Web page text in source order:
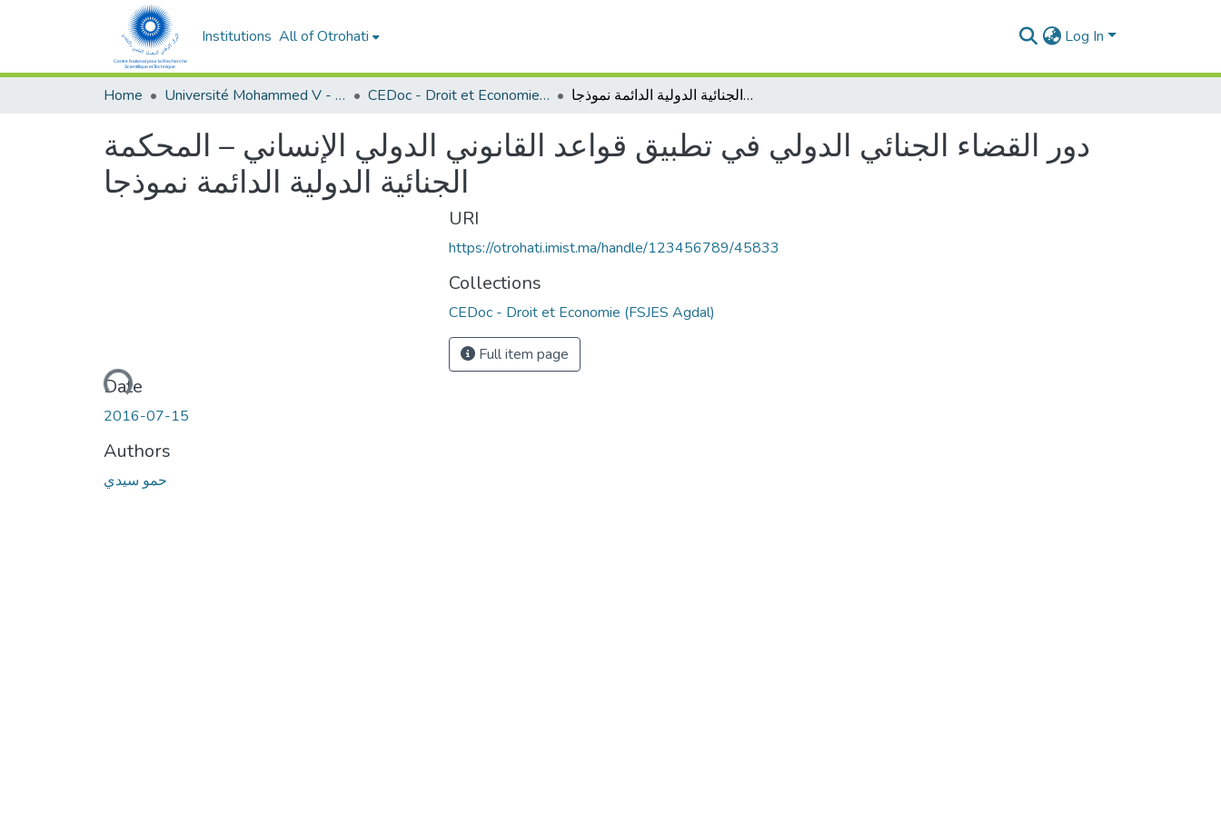
Institutions All of Otrohati Log In
Home Université Mohammed V - Rabat CEDoc - Droit et Economie (FSJES Agdal) دور القضاء الجنائي الدولي في تطبيق قواعد القانوني الدولي الإنساني – المحكمة الجنائية الدولية الدائمة نموذجا
دور القضاء الجنائي الدولي في تطبيق قواعد القانوني الدولي الإنساني – المحكمة
الجنائية الدولية الدائمة نموذجا
Loading...
Date
2016-07-15
Authors
حمو سيدي
URI
https://otrohati.imist.ma/handle/123456789/45833
Collections
CEDoc - Droit et Economie (FSJES Agdal)
Full item page